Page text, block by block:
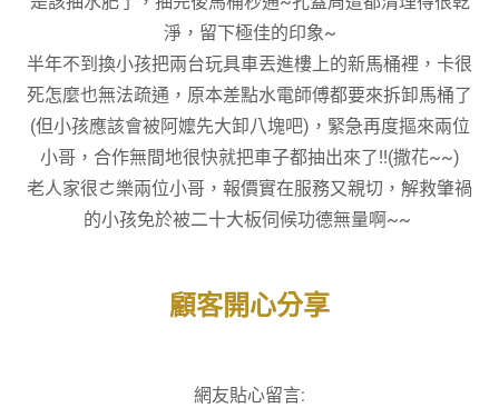
淨，留下極佳的印象~
半年不到換小孩把兩台玩具車丟進樓上的新馬桶裡，卡很
死怎麼也無法疏通，原本差點水電師傅都要來拆卸馬桶了
(但小孩應該會被阿嬤先大卸八塊吧)，緊急再度摳來兩位
小哥，合作無間地很快就把車子都抽出來了!!(撒花~~)
老人家很ㄜ樂兩位小哥，報價實在服務又親切，解救肇禍
的小孩免於被二十大板伺候功德無量啊~~
顧客開心分享
網友貼心留言: